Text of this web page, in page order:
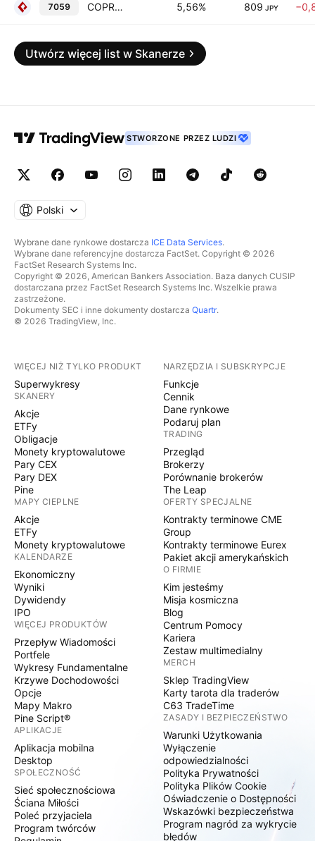
7059 COPRO-HOLDINGS Co., Ltd. 5,56% 809 JPY
Utwórz więcej list w Skanerze
STWORZONE PRZEZ LUDZI
Polski
Wybrane dane rynkowe dostarcza ICE Data Services.
Wybrane dane referencyjne dostarcza FactSet. Copyright © 2026
FactSet Research Systems Inc.
Copyright © 2026, American Bankers Association. Baza danych CUSIP
dostarczana przez FactSet Research Systems Inc. Wszelkie prawa
zastrzeżone.
Dokumenty SEC i inne dokumenty dostarcza Quartr.
© 2026 TradingView, Inc.
WIĘCEJ NIŻ TYLKO PRODUKT
Superwykresy
SKANERY
Akcje
ETFy
Obligacje
Monety kryptowalutowe
Pary CEX
Pary DEX
Pine
MAPY CIEPLNE
Akcje
ETFy
Monety kryptowalutowe
KALENDARZE
Ekonomiczny
Wyniki
Dywidendy
IPO
WIĘCEJ PRODUKTÓW
Przepływ Wiadomości
Portfele
Wykresy Fundamentalne
Krzywe Dochodowości
Opcje
Mapy Makro
Pine Script®
APLIKACJE
Aplikacja mobilna
Desktop
SPOŁECZNOŚĆ
Sieć społecznościowa
Ściana Miłości
Poleć przyjaciela
Program twórców
NARZĘDZIA I SUBSKRYPCJE
Funkcje
Cennik
Dane rynkowe
Podaruj plan
TRADING
Przegląd
Brokerzy
Porównanie brokerów
The Leap
OFERTY SPECJALNE
Kontrakty terminowe CME
Group
Kontrakty terminowe Eurex
Pakiet akcji amerykańskich
O FIRMIE
Kim jesteśmy
Misja kosmiczna
Blog
Centrum Pomocy
Kariera
Zestaw multimedialny
MERCH
Sklep TradingView
Karty tarota dla traderów
C63 TradeTime
ZASADY I BEZPIECZEŃSTWO
Warunki Użytkowania
Wyłączenie
odpowiedzialności
Polityka Prywatności
Polityka Plików Cookie
Oświadczenie o Dostępności
Wskazówki bezpieczeństwa
Program nagród za wykrycie
błędów